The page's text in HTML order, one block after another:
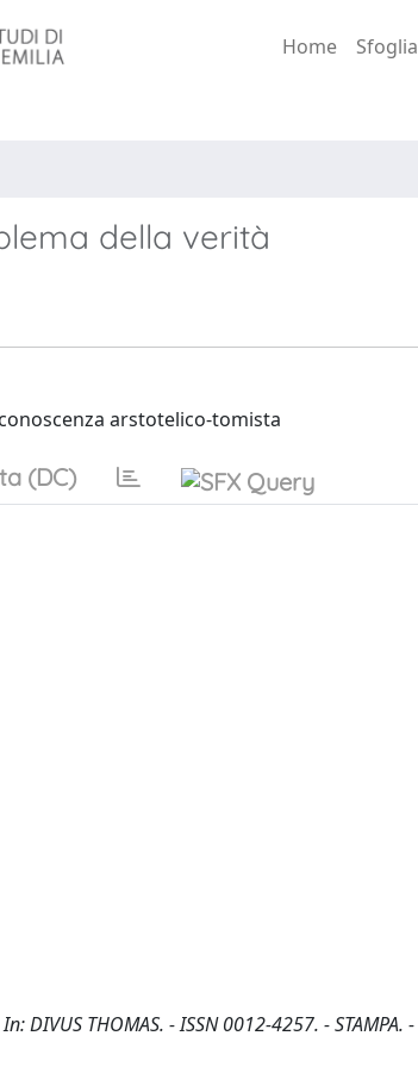
Home Sfoglia
della verità
arstotelico-tomista
(DC)
THOMAS. - ISSN 0012-4257. - STAMPA. -